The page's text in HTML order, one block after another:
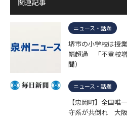
関連記事
ニュース・話題
堺市の小学校は授
幅超過 「不登校
聞）
ニュース・話題
【忠岡町】全国
守系が共倒れ 大阪